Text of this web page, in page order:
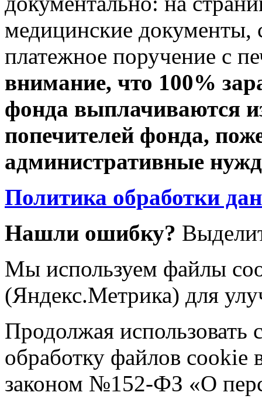
медицинские документы,
платежное поручение с
внимание, что 100%
фонда выплачиваются
попечителей фонда,
административные
Политика обработки
Нашли ошибку?
Мы используем файлы
(Яндекс.Метрика) для
Продолжая использовать
обработку файлов cookie
законом №152-ФЗ «О